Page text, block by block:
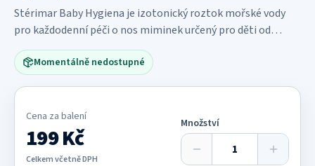
Stérimar Baby Hygiena je izotonický roztok mořské vody
pro každodenní péči o nos miminek určený pro děti od
narození do 3 let, které ještě neumí smrkat.
Momentálně nedostupné
Cena za balení
199 Kč
Celkem včetně DPH
Množství